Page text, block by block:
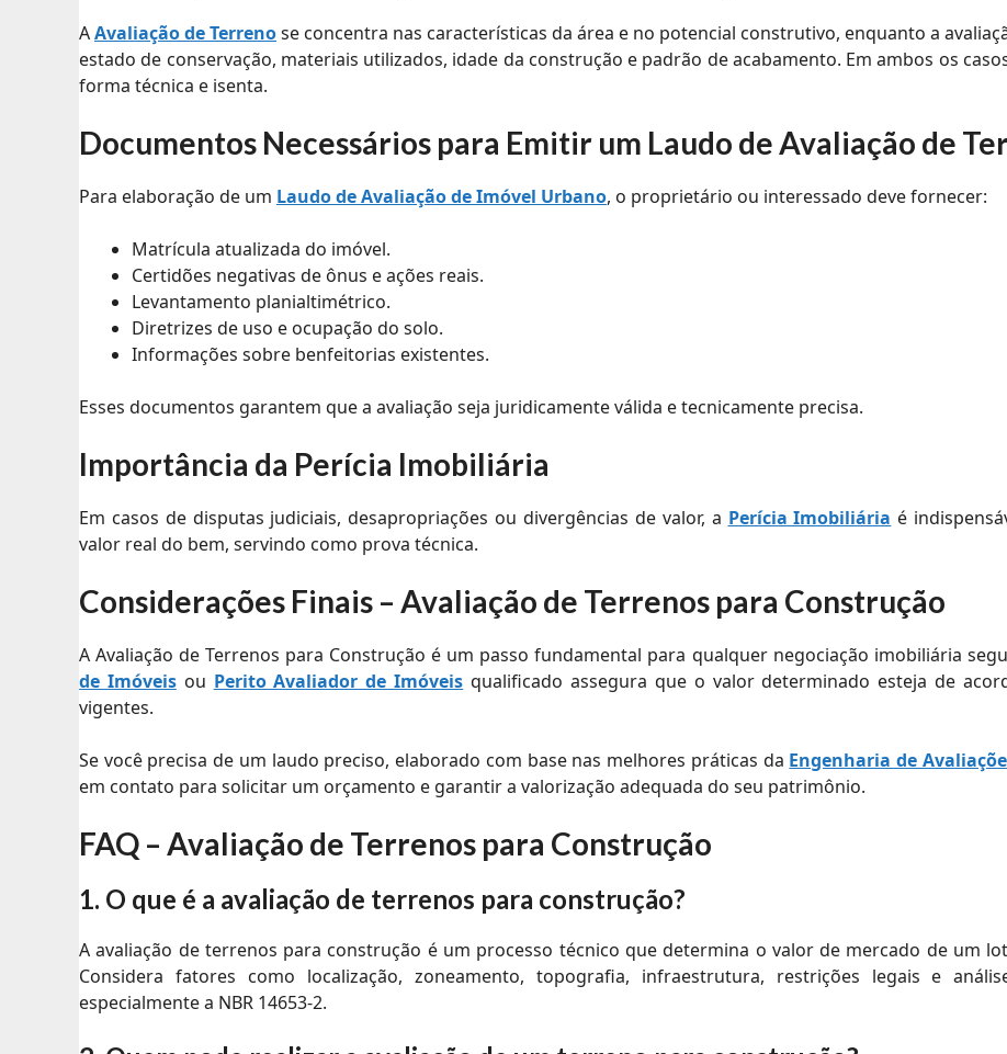
AAvaliação de Terrenose concentra nas características da área e no potencial construtivo, enquanto a
estado de conservação, materiais utilizados, idade da construção e padrão de acabamento. Em ambos os
forma técnica e isenta.
Documentos Necessários para Emitir um Laudo de Avaliação de
Para elaboração de um Laudo de Avaliação de Imóvel Urbano, o proprietário ou interessado deve fornecer:
Matrícula atualizada do imóvel.
Certidões negativas de ônus e ações reais.
Levantamento planialtimétrico.
Diretrizes de uso e ocupação do solo.
Informações sobre benfeitorias existentes.
Esses documentos garantem que a avaliação seja juridicamente válida e tecnicamente precisa.
Importância da Perícia Imobiliária
Em casos de disputas judiciais, desapropriações ou divergências de valor, a Perícia Imobiliária é
valor real do bem, servindo como prova técnica.
Considerações Finais – Avaliação de Terrenos para Construção
A Avaliação de Terrenos para Construção é um passo fundamental para qualquer negociação imobiliária
de Imóveisou Perito Avaliador de Imóveis qualificado assegura que o valor determinado esteja de
vigentes.
Se você precisa de um laudo preciso, elaborado com base nas melhores práticas da Engenharia de
em contato para solicitar um orçamento e garantir a valorização adequada do seu patrimônio.
FAQ – Avaliação de Terrenos para Construção
1. O que é a avaliação de terrenos para construção?
A avaliação de terrenos para construção é um processo técnico que determina o valor de mercado de um
Considera fatores como localização, zoneamento, topografia, infraestrutura, restrições legais e
especialmente a NBR 14653-2.